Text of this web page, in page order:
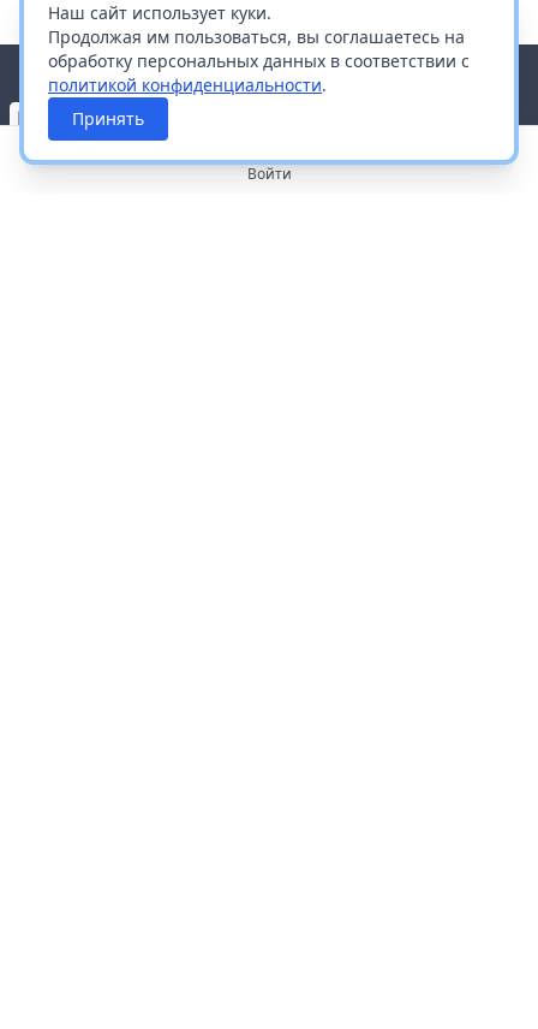
Наш сайт использует куки.
Продолжая им пользоваться, вы соглашаетесь на
обработку персональных данных в соответствии с
политикой конфиденциальности.
Принять
Войти